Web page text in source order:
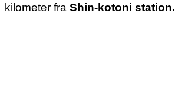
kilometer fra Shin-kotoni station.